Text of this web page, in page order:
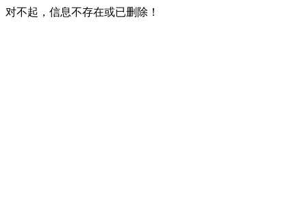
对不起，信息不存在或已删除！